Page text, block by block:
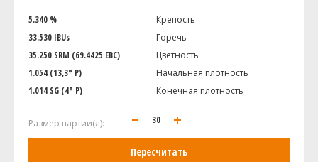
5.340 %
Крепость
33.530 IBUs
Горечь
35.250 SRM (69.4425 EBC)
Цветность
1.054 (13,3° P)
Начальная плотность
1.014 SG (4° P)
Конечная плотность
Размер партии(л):
Пересчитать